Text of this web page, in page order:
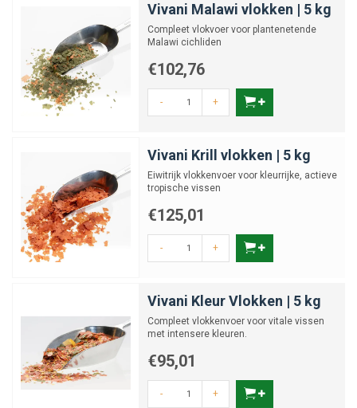
Vivani Malawi vlokken | 5 kg
Compleet vlokvoer voor plantenetende
Malawi cichliden
€102,76
- +
Vivani Krill vlokken | 5 kg
Eiwitrijk vlokkenvoer voor kleurrijke, actieve
tropische vissen
€125,01
- +
Vivani Kleur Vlokken | 5 kg
Compleet vlokkenvoer voor vitale vissen
met intensere kleuren.
€95,01
- +